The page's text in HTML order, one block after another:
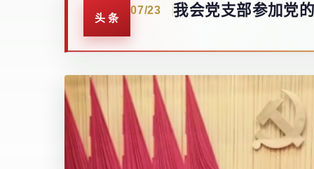
头条
07/23 我会党支部参加党